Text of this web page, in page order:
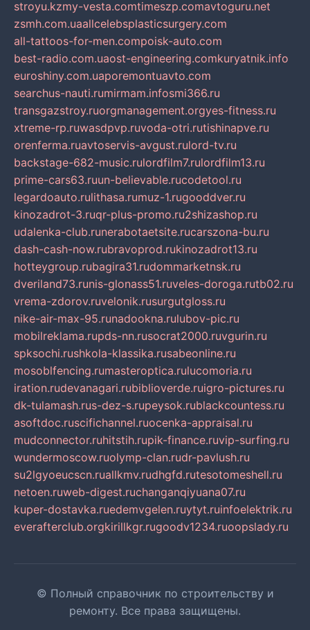
stroyu.kzmy-vesta.comtimeszp.comavtoguru.net
zsmh.com.uaallcelebsplasticsurgery.com
all-tattoos-for-men.compoisk-auto.com
best-radio.com.uaost-engineering.comkuryatnik.info
euroshiny.com.uaporemontuavto.com
searchus-nauti.rumirmam.infosmi366.ru
transgazstroy.ruorgmanagement.orgyes-fitness.ru
xtreme-rp.ruwasdpvp.ruvoda-otri.rutishinapve.ru
orenferma.ruavtoservis-avgust.rulord-tv.ru
backstage-682-music.rulordfilm7.rulordfilm13.ru
prime-cars63.ruun-believable.rucodetool.ru
legardoauto.rulithasa.rumuz-1.rugooddver.ru
kinozadrot-3.ruqr-plus-promo.ru2shizashop.ru
udalenka-club.runerabotaetsite.rucarszona-bu.ru
dash-cash-now.rubravoprod.rukinozadrot13.ru
hotteygroup.rubagira31.rudommarketnsk.ru
dveriland73.runis-glonass51.ruveles-doroga.rutb02.ru
vrema-zdorov.ruvelonik.rusurgutgloss.ru
nike-air-max-95.runadookna.rulubov-pic.ru
mobilreklama.rupds-nn.rusocrat2000.ruvgurin.ru
spksochi.rushkola-klassika.rusabeonline.ru
mosoblfencing.rumasteroptica.rulucomoria.ru
iration.rudevanagari.rubiblioverde.ruigro-pictures.ru
dk-tulamash.rus-dez-s.rupeysok.rublackcountess.ru
asoftdoc.ruscifichannel.ruocenka-appraisal.ru
mudconnector.ruhitstih.rupik-finance.ruvip-surfing.ru
wundermoscow.ruolymp-clan.rudr-pavlush.ru
su2lgyoeucscn.ruallkmv.rudhgfd.rutesotomeshell.ru
netoen.ruweb-digest.ruchanganqiyuana07.ru
kuper-dostavka.ruedemvgelen.ruytyt.ruinfoelektrik.ru
everafterclub.orgkirillkgr.rugoodv1234.ruoopslady.ru
© Полный справочник по строительству и
ремонту. Все права защищены.